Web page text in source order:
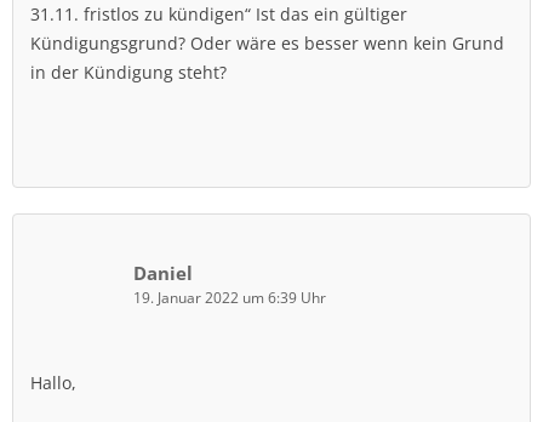
31.11. fristlos zu kündigen“ Ist das ein gültiger
Kündigungsgrund? Oder wäre es besser wenn kein Grund
in der Kündigung steht?
Daniel
19. Januar 2022 um 6:39 Uhr
Hallo,